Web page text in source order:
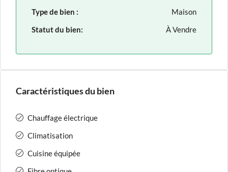
Type de bien :
Maison
Statut du bien:
À Vendre
Caractéristiques du bien
Chauffage électrique
Climatisation
Cuisine équipée